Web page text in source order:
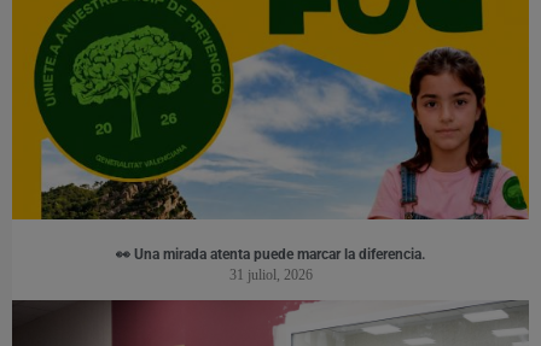
👀 Una mirada atenta puede marcar la diferencia.
31 juliol, 2026